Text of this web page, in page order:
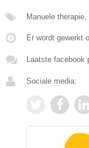
Manuele
Er wordt gewerkt
Laatste facebook
Sociale media: